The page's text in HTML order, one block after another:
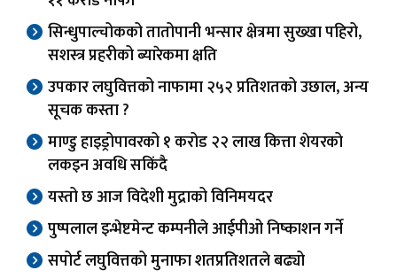
सिन्धुपाल्चोकको तातोपानी भन्सार क्षेत्रमा सुख्खा पहिरो,
सशस्त्र प्रहरीको ब्यारेकमा क्षति
उपकार लघुवित्तको नाफामा २५२ प्रतिशतको उछाल, अन्य
सूचक कस्ता ?
माण्डु हाइड्रोपावरको १ करोड २२ लाख कित्ता शेयरको
लकइन अवधि सकिंदै
यस्तो छ आज विदेशी मुद्राको विनिमयदर
पुष्पलाल इन्भेष्टमेन्ट कम्पनीले आईपीओ निष्काशन गर्ने
सपोर्ट लघुवित्तको मुनाफा शतप्रतिशतले बढ्यो